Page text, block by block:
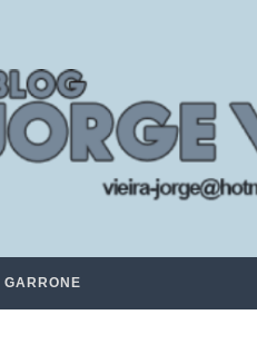
GARRONE